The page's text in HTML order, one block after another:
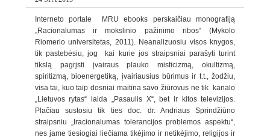
Interneto portale MRU ebooks perskaičiau monografiją
„Racionalumas ir mokslinio pažinimo ribos“ (Mykolo
Riomerio universitetas, 2011). Neanalizuosiu visos knygos,
tik pastebėsiu, jog kai kurie jos straipsniai parašyti turint
tikslą pagrįsti įvairaus plauko misticizmą, okultizmą,
spiritizmą, bioenergetiką, įvairiausius būrimus ir t.t., žodžiu,
visa tai, kuo taip dosniai maitina savo žiūrovus ne tik kanalo
„Lietuvos rytas“ laida „Pasaulis X“, bet ir kitos televizijos.
Plačiau sustosiu tik ties doc. dr. Andriaus Sprindžiūno
straipsniu „Iracionalumas tolerancijos problemos aspektu“,
nes jame tiesiogiai liečiama tikėjimo ir netikėjimo, religijos ir